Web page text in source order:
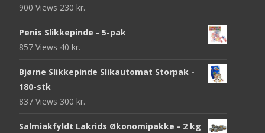
900 Views 230 kr.
Penis Slikkepinde - 5-pak
857 Views 40 kr.
Bjørne Slikkepinde Slikautomat Storpak -
180-stk
837 Views 300 kr.
Salmiakfyldt Lakrids Økonomipakke - 2 kg